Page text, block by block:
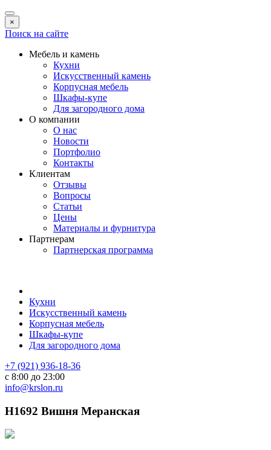
×
Поиск на сайте
Мебель и камень
Кухни
Искусственный камень
Корпусная мебель
Шкафы-купе
Для загородного дома
О компании
О нас
Новости
Портфолио
Контакты
Клиентам
Отзывы
Вопросы
Статьи
Цены
Материалы и фурнитура
Партнерам
Партнерская программа
Кухни
Искусственный камень
Корпусная мебель
Шкафы-купе
Для загородного дома
+7 (921) 936-18-36
с 8:00 до 23:00
info@krslon.ru
H1692 Вишня Меранская